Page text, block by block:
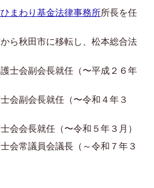
まわり基金法律事務所所長を任
ら秋田市に移転し、松本総合法
士会副会長就任（〜平成２６年
会副会長就任（〜令和４年３
会長就任（〜令和５年３月）
会常議員会議長（～令和７年３